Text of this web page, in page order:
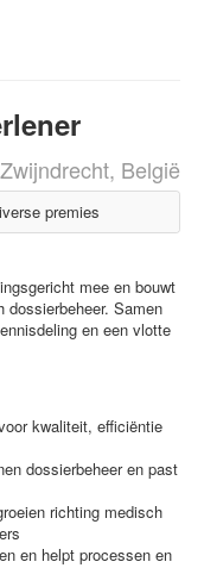
Zwijndrecht, België
premies
mee en bouwt
Samen
en een vlotte
kwaliteit, efficiëntie
dossierbeheer en past
richting medisch
en helpt processen en